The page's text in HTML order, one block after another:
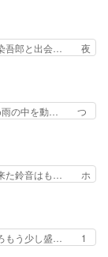
… 上田麗奈の演技
者ストーリー書
出は相変… 1話で
ルもの… 小噺とし
あ1… 甚夜と二人
じ… 物騒な事起こ
戚のおじさんの
の朝アニメタイ
染吾郎と出会… 夜
けどあれ… 面白す
お兄様… 今は亡き
の妹… 夜鷹と秋津
同業者の登場
染五郎なにやら
ちゃんの想い
め雨の中を動… つ
夜千… 前回の〇〇
… 江戸時代編こ
… 秋津染吾郎は突
斬っても減らない
いきなり現代へ
はバトル主体で
来た鈴音はも… ホ
た男が登… 安政二
しい夜… これは面
もな… 兄と妹と簪
甚… 金髪の服装、
ろもう少し盛… 1